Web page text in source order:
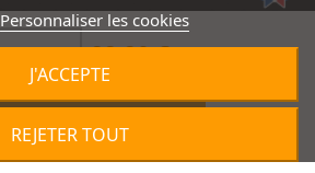
99,90 €
Personnaliser les cookies
REJETER TOUT
J'ACCEPTE